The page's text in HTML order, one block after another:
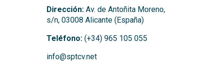
Dirección:Av. de Antoñita Moreno,
s/n, 03008 Alicante (España)
Teléfono:(+34) 965 105 055
info@sptcv.net